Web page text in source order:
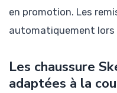
en promotion. Les
automatiquement lors
Les chaussure
adaptées à la